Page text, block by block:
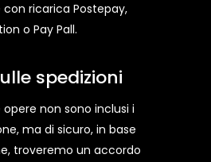
ricarica Postepay,
o Pay Pall.
spedizioni
opere non sono inclusi i
ma di sicuro, in base
troveremo un accordo